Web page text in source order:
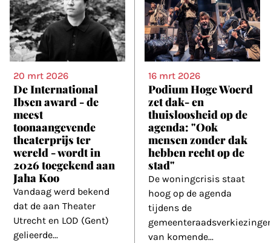
20 mrt 2026
De International
Ibsen award - de
meest
toonaangevende
theaterprijs ter
wereld - wordt in
2026 toegekend aan
Jaha Koo
Vandaag werd bekend
dat de aan Theater
Utrecht en LOD (Gent)
gelieerde...
16 mrt 2026
Podium Hoge Woerd
zet dak- en
thuisloosheid op de
agenda: "Ook
mensen zonder dak
hebben recht op de
stad"
De woningcrisis staat
hoog op de agenda
tijdens de
van komende...